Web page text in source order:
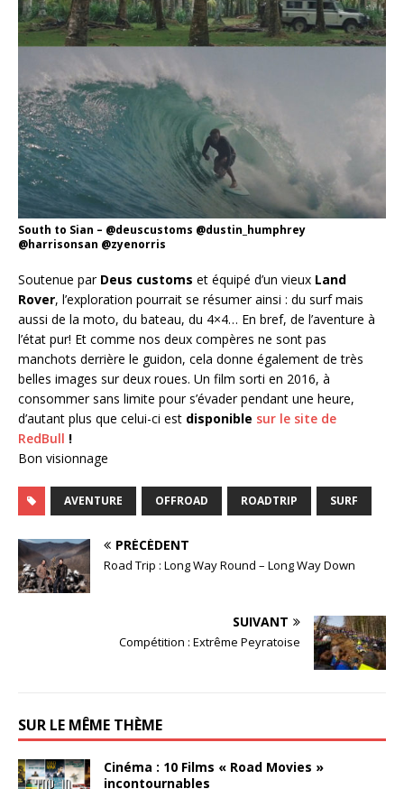
South to Sian – @deuscustoms @dustin_humphrey
@harrisonsan @zyenorris
Soutenue par Deus customs et équipé d’un vieux Land
Rover, l’exploration pourrait se résumer ainsi : du surf mais
aussi de la moto, du bateau, du 4×4… En bref, de l’aventure à
l’état pur! Et comme nos deux compères ne sont pas
manchots derrière le guidon, cela donne également de très
belles images sur deux roues. Un film sorti en 2016, à
consommer sans limite pour s’évader pendant une heure,
d’autant plus que celui-ci est disponible sur le site de
RedBull !
Bon visionnage
AVENTURE OFFROAD ROADTRIP SURF
PRÉCÉDENT
Road Trip : Long Way Round – Long Way Down
SUIVANT
Compétition : Extrême Peyratoise
SUR LE MÊME THÈME
Cinéma : 10 Films « Road Movies »
incontournables